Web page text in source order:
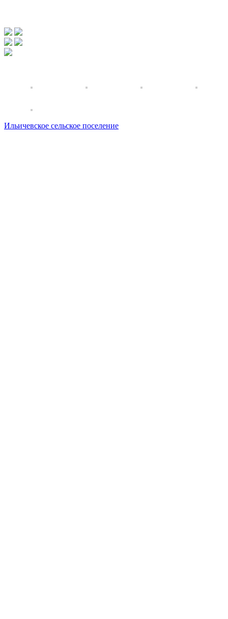
Ильичевское сельское поселение